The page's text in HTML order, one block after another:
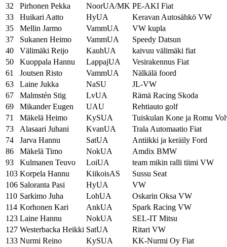
32 Pirhonen Pekka NoorUA/MK PE-AKI Fiat
33
Huikari Aatto HyUA
Keravan Autosähkö VW
35
Mellin Jarmo VammUA
VW kupla
37
Sukanen Heimo VammUA
Speedy Datsun
40
Välimäki Reijo KauhUA
kaivuu välimäki fiat
50
Kuoppala Hannu LappajUA
Vesirakennus Fiat
61
Joutsen Risto VammUA
Nälkälä foord
63
Laine Jukka NaSU
JL-VW
67
Malmstén Stig LvUA
Rämä Racing Skoda
69
Mikander Eugen UAU
Rehtiauto golf
71
Mäkelä Heimo KySUA
Tuiskulan Kone ja Romu
73
Alasaari Juhani KvanUA
Trala Automaatio Fiat
74
Jarva Hannu SatUA
Antiikki ja keräily Ford
86
Mäkelä Timo NokUA
Amdix BMW
93
Kulmanen Teuvo LoiUA
team mikin ralli tiimi VW
103 Korpela Hannu KiikoisAS
Sussu Seat
106 Saloranta Pasi HyUA
VW
110 Sarkimo Juha LohUA
Oskarin Oksa VW
114 Korhonen Kari AnkUA
Spark Racing VW
123 Laine Hannu NokUA
SEL-IT Mitsu
127 Westerbacka Heikki SatUA
Ritari VW
133 Nurmi Reino KySUA
KK-Nurmi Oy Fiat